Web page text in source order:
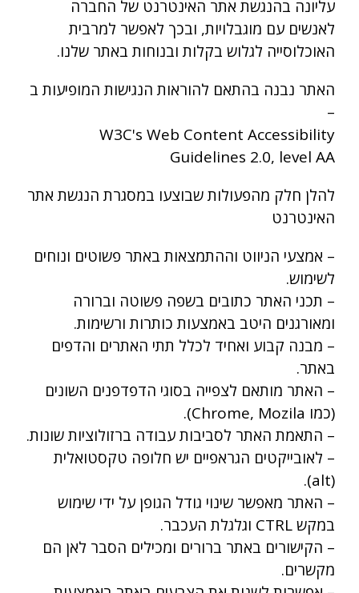
עליונה בהנגשת אתר האינטרנט של החברה
לאנשים עם מוגבלויות, ובכך לאפשר למרבית
האוכלוסייה לגלוש בקלות ובנוחות באתר שלנו.
האתר נבנה בהתאם להוראות הנגישות המופיעות ב
–
W3C's Web Content Accessibility
Guidelines 2.0, level AA
להלן חלק מהפעולות שבוצעו במסגרת הנגשת אתר
האינטרנט
– אמצעי הניווט וההתמצאות באתר פשוטים ונוחים
לשימוש.
– תכני האתר כתובים בשפה פשוטה וברורה
ומאורגנים היטב באמצעות כותרות ורשימות.
– מבנה קבוע ואחיד לכלל תתי האתרים והדפים
באתר.
– האתר מותאם לצפייה בסוגי הדפדפנים השונים
(כמו Chrome, Mozila).
– התאמת האתר לסביבות עבודה ברזולוציות שונות.
– לאובייקטים הגראפיים יש חלופה טקסטואלית
(alt).
– האתר מאפשר שינוי גודל הגופן על ידי שימוש
במקש CTRL וגלגלת העכבר.
– הקישורים באתר ברורים ומכילים הסבר לאן הם
מקשרים.